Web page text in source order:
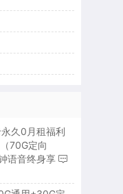
久0月租福利
70G定向
语音终身享